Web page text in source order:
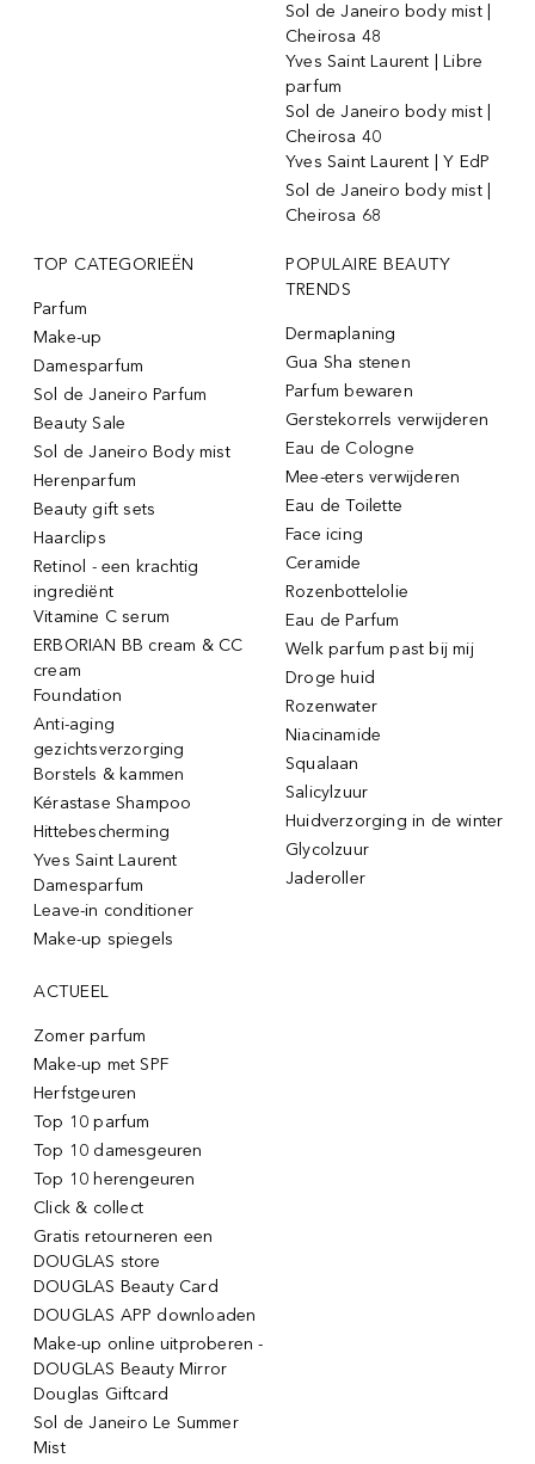
Sol de Janeiro body mist |
Cheirosa 48
Yves Saint Laurent | Libre
parfum
Sol de Janeiro body mist |
Cheirosa 40
Yves Saint Laurent | Y EdP
Sol de Janeiro body mist |
Cheirosa 68
TOP CATEGORIEËN
Parfum
Make-up
Damesparfum
Sol de Janeiro Parfum
Beauty Sale
Sol de Janeiro Body mist
Herenparfum
Beauty gift sets
Haarclips
Retinol - een krachtig
ingrediënt
Vitamine C serum
ERBORIAN BB cream & CC
cream
Foundation
Anti-aging
gezichtsverzorging
Borstels & kammen
Kérastase Shampoo
Hittebescherming
Yves Saint Laurent
Damesparfum
Leave-in conditioner
Make-up spiegels
POPULAIRE BEAUTY
TRENDS
Dermaplaning
Gua Sha stenen
Parfum bewaren
Gerstekorrels verwijderen
Eau de Cologne
Mee-eters verwijderen
Eau de Toilette
Face icing
Ceramide
Rozenbottelolie
Eau de Parfum
Welk parfum past bij mij
Droge huid
Rozenwater
Niacinamide
Squalaan
Salicylzuur
Huidverzorging in de winter
Glycolzuur
Jaderoller
ACTUEEL
Zomer parfum
Make-up met SPF
Herfstgeuren
Top 10 parfum
Top 10 damesgeuren
Top 10 herengeuren
Click & collect
Gratis retourneren een
DOUGLAS store
DOUGLAS Beauty Card
DOUGLAS APP downloaden
Make-up online uitproberen -
DOUGLAS Beauty Mirror
Douglas Giftcard
Sol de Janeiro Le Summer
Mist